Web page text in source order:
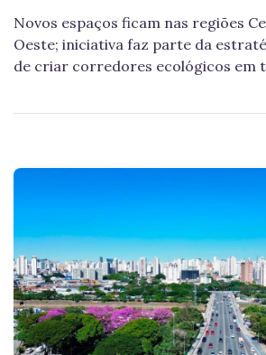
Novos espaços ficam nas regiões
Oeste; iniciativa faz parte da
de criar corredores ecológicos em